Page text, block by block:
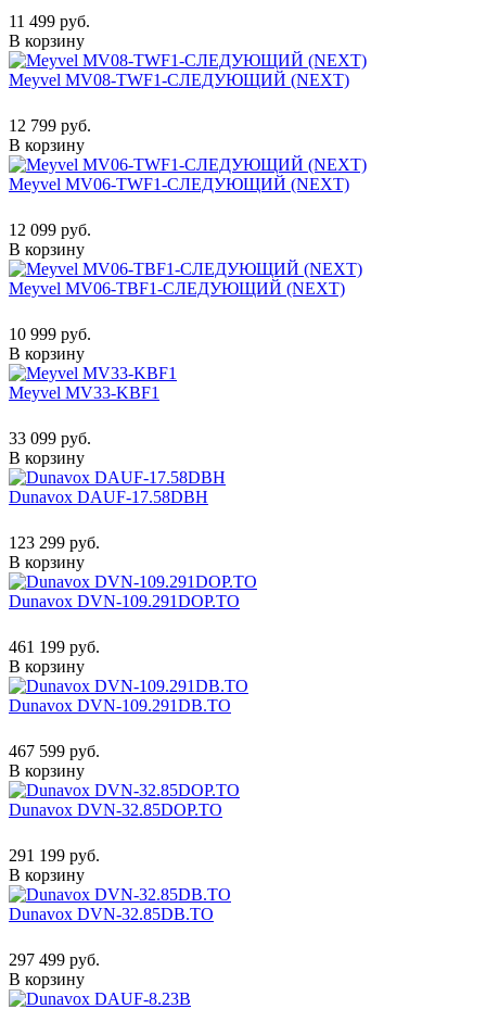
11 499 руб.
В корзину
Meyvel MV08-TWF1-СЛЕДУЮЩИЙ (NEXT)
12 799 руб.
В корзину
Meyvel MV06-TWF1-СЛЕДУЮЩИЙ (NEXT)
12 099 руб.
В корзину
Meyvel MV06-TBF1-СЛЕДУЮЩИЙ (NEXT)
10 999 руб.
В корзину
Meyvel MV33-KBF1
33 099 руб.
В корзину
Dunavox DAUF-17.58DBH
123 299 руб.
В корзину
Dunavox DVN-109.291DOP.TO
461 199 руб.
В корзину
Dunavox DVN-109.291DB.TO
467 599 руб.
В корзину
Dunavox DVN-32.85DOP.TO
291 199 руб.
В корзину
Dunavox DVN-32.85DB.TO
297 499 руб.
В корзину